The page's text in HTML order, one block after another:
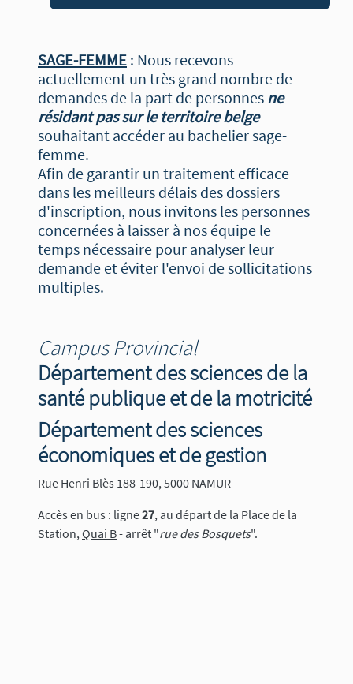
SAGE-FEMME : Nous recevons
actuellement un très grand nombre de
demandes de la part de personnes ne
résidant pas sur le territoire belge
souhaitant accéder au bachelier sage-
femme.
Afin de garantir un traitement efficace
dans les meilleurs délais des dossiers
d'inscription, nous invitons les personnes
concernées à laisser à nos équipe le
temps nécessaire pour analyser leur
demande et éviter l'envoi de sollicitations
multiples.
Campus Provincial
Département des sciences de la
santé publique et de la motricité
Département des sciences
économiques et de gestion
Rue Henri Blès 188-190, 5000 NAMUR
Accès en bus : ligne27, au départ de la Place de la
Station, Quai B- arrêt "rue des Bosquets".